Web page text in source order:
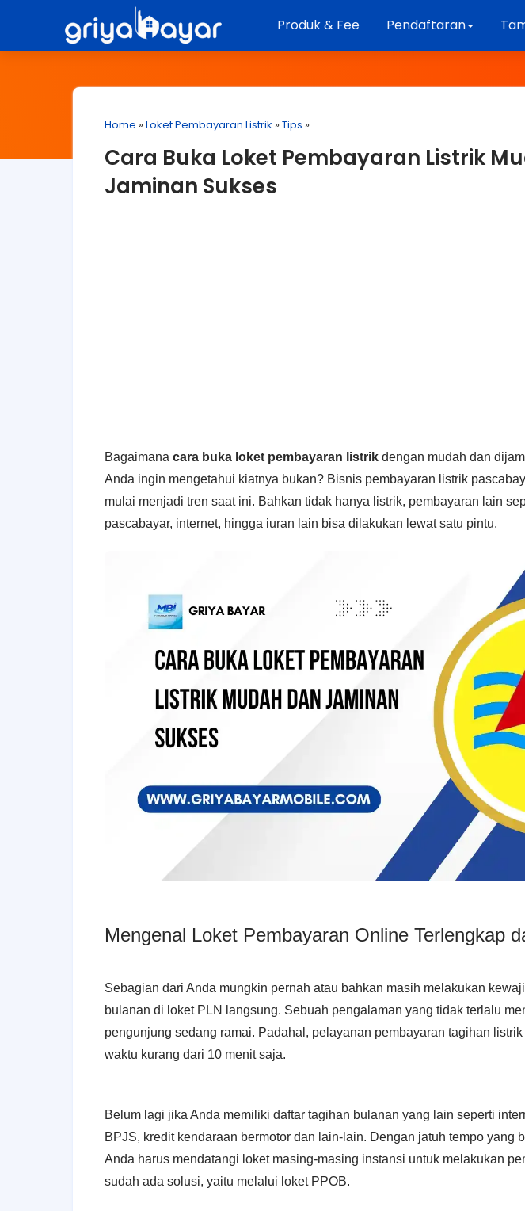
Produk & Fee Pendaftaran
Home »Loket Pembayaran Listrik »Tips »
Cara Buka Loket Pembayaran Listrik
Jaminan Sukses
Bagaimana cara buka loket pembayaran listrik dengan mudah dan
Anda ingin mengetahui kiatnya bukan? Bisnis pembayaran listrik
mulai menjadi tren saat ini. Bahkan tidak hanya listrik, pembayaran lain
pascabayar, internet, hingga iuran lain bisa dilakukan lewat satu pintu.
Mengenal Loket Pembayaran Online Terlengkap
Sebagian dari Anda mungkin pernah atau bahkan masih melakukan
bulanan di loket PLN langsung. Sebuah pengalaman yang tidak terlalu
pengunjung sedang ramai. Padahal, pelayanan pembayaran tagihan
waktu kurang dari 10 menit saja.
Belum lagi jika Anda memiliki daftar tagihan bulanan yang lain seperti
BPJS, kredit kendaraan bermotor dan lain-lain. Dengan jatuh tempo yang
Anda harus mendatangi loket masing-masing instansi untuk melakukan
sudah ada solusi, yaitu melalui loket PPOB.